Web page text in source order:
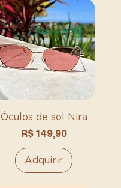
Óculos de sol Nira
Preço
R$ 149,90
Adquirir